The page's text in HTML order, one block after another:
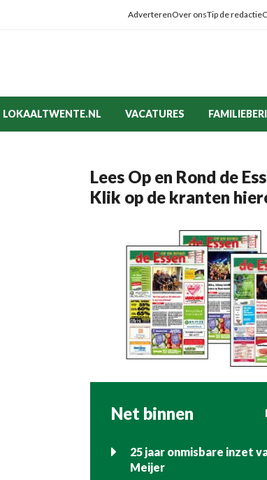
AdverterenOver onsTip de redactie
LOKAALTWENTE.NL VACATURES
Lees Op en Rond de
Klik op de kranten
Net binnen
25 jaar onmisbare inzet
Meijer